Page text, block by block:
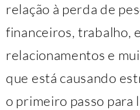
relação à perda de
financeiros, trabalho,
relacionamentos e
que está causando
o primeiro passo para